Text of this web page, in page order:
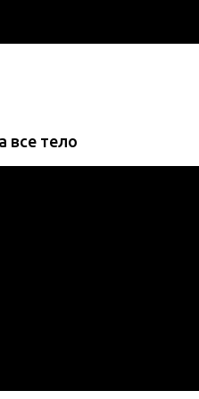
все тело